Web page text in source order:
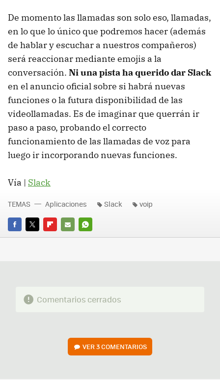
De momento las llamadas son solo eso, llamadas,
en lo que lo único que podremos hacer (además
de hablar y escuchar a nuestros compañeros)
será reaccionar mediante emojis a la
conversación. Ni una pista ha querido dar Slack
en el anuncio oficial sobre si habrá nuevas
funciones o la futura disponibilidad de las
videollamadas. Es de imaginar que querrán ir
paso a paso, probando el correcto
funcionamiento de las llamadas de voz para
luego ir incorporando nuevas funciones.
Vía | Slack
FACEBOOK
TWITTERFLIPBOARD
E-
WHATSAPP
TEMAS Aplicaciones Slack voip
Comentarios cerrados
VER3 COMENTARIOS